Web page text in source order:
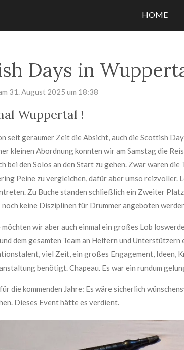
HOME
Days in
31. August 2025 um 18:38
Wuppertal !
seit geraumer Zeit die Absicht, auch die Scottish
kleinen Abordnung konnten wir am Samstag die
bei den Solos an den Start zu gehen. Zwar waren
Peine zu vergleichen, dafür aber umso
Zu Buche standen schließlich ein Zweiter
noch keine Disziplinen für Drummer angeboten
wir aber auch einmal ein großes Lob
dem gesamten Team an Helfern und
viel Zeit, ein großes Engagement, Ideen,
benötigt. Chapeau. Es war ein rundum
die kommenden Jahre: Es wäre sicherlich
Dieses Event hätte es verdient.